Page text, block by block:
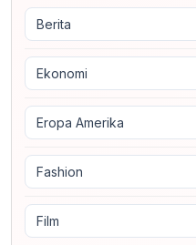
Berita
Ekonomi
Eropa Amerika
Fashion
Film